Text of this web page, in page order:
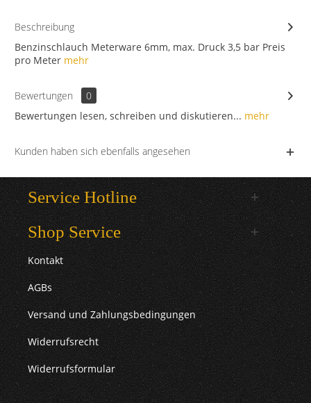
Beschreibung
Benzinschlauch Meterware 6mm, max. Druck 3,5 bar Preis
pro Meter mehr
Bewertungen
0
Bewertungen lesen, schreiben und diskutieren... mehr
Kunden haben sich ebenfalls angesehen
Service Hotline
Shop Service
Kontakt
AGBs
Versand und Zahlungsbedingungen
Widerrufsrecht
Widerrufsformular